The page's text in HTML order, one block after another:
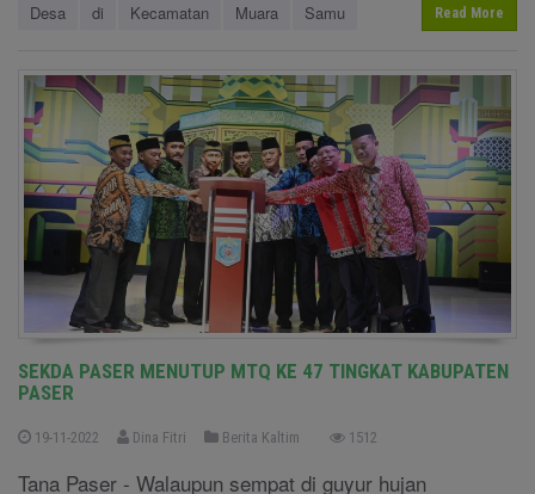
Desa
di Kecamatan Muara Samu Read More
SEKDA PASER MENUTUP MTQ KE 47 TINGKAT KABUPATEN
PASER
19-11-2022 Dina Fitri Berita Kaltim 1512
Tana Paser - Walaupun sempat di guyur hujan